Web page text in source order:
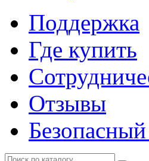
Поддержка
Где купить
Отзывы